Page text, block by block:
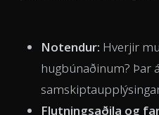
Notendur: Hverjir
hugbúnaðinum? Þar
Flutningsaðila og